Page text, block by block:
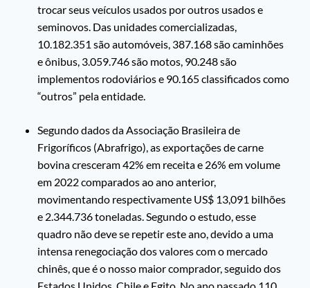
trocar seus veículos usados por outros usados e
seminovos. Das unidades comercializadas,
10.182.351 são automóveis, 387.168 são caminhões
e ônibus, 3.059.746 são motos, 90.248 são
implementos rodoviários e 90.165 classificados como
“outros” pela entidade.
Segundo dados da Associação Brasileira de
Frigoríficos (Abrafrigo), as exportações de carne
bovina cresceram 42% em receita e 26% em volume
em 2022 comparados ao ano anterior,
movimentando respectivamente US$ 13,091 bilhões
e 2.344.736 toneladas. Segundo o estudo, esse
quadro não deve se repetir este ano, devido a uma
intensa renegociação dos valores com o mercado
chinês, que é o nosso maior comprador, seguido dos